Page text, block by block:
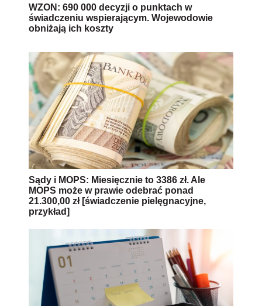
WZON: 690 000 decyzji o punktach w
świadczeniu wspierającym. Wojewodowie
obniżają ich koszty
Sądy i MOPS: Miesięcznie to 3386 zł. Ale
MOPS może w prawie odebrać ponad
21.300,00 zł [świadczenie pielęgnacyjne,
przykład]